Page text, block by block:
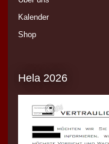
Kalender
Shop
Hela 2026